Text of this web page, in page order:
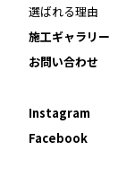
選ばれる理由
施工ギャラリー
お問い合わせ
Instagram
Facebook